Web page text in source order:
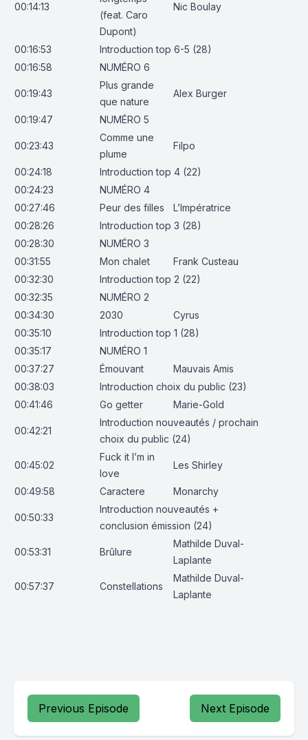
00:14:13
(feat. Caro
Dupont)
Nic Boulay
00:16:53
Introduction top 6-5 (28)
00:16:58
NUMÉRO 6
00:19:43
Plus grande
que nature
Alex Burger
00:19:47 NUMÉRO 5
00:23:43
Comme une
plume
Filpo
00:24:18
Introduction top 4 (22)
00:24:23
NUMÉRO 4
00:27:46
Peur des filles
L’Impératrice
00:28:26
Introduction top 3 (28)
00:28:30
NUMÉRO 3
00:31:55
Mon chalet
Frank Custeau
00:32:30
Introduction top 2 (22)
00:32:35
NUMÉRO 2
00:34:30
2030
Cyrus
00:35:10
Introduction top 1 (28)
00:35:17
NUMÉRO 1
00:37:27
Émouvant
Mauvais Amis
00:38:03
Introduction choix du public (23)
00:41:46
Go getter Marie-Gold
00:42:21
Introduction nouveautés / prochain
choix du public (24)
00:45:02
Fuck it I’m in
love
Les Shirley
00:49:58 Caractere Monarchy
00:50:33
Introduction nouveautés +
conclusion émission (24)
00:53:31 Brûlure
Mathilde Duval-
Laplante
00:57:37 Constellations
Mathilde Duval-
Laplante
Previous Episode Next Episode